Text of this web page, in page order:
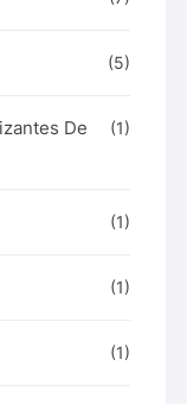
(5)
De
(1)
(1)
(1)
(1)